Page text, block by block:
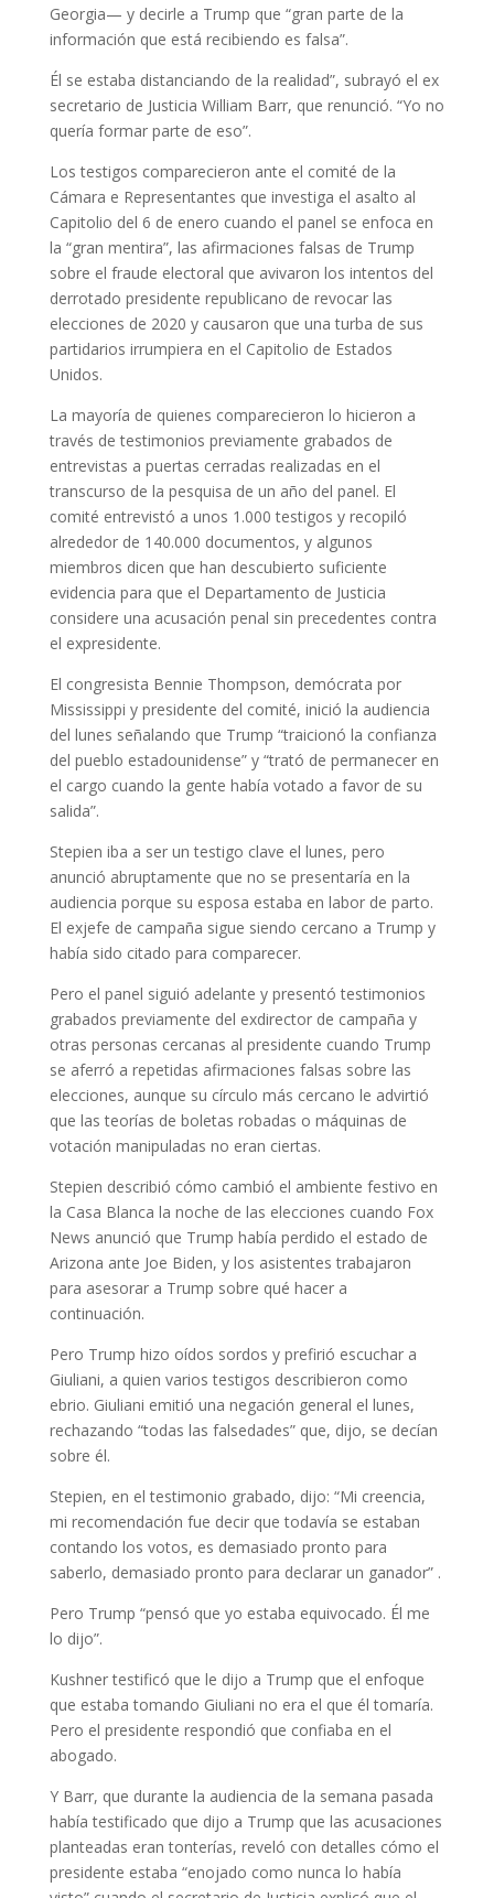
Georgia— y decirle a Trump que “gran parte de la
información que está recibiendo es falsa”.
Él se estaba distanciando de la realidad”, subrayó el ex
secretario de Justicia William Barr, que renunció. “Yo no
quería formar parte de eso”.
Los testigos comparecieron ante el comité de la
Cámara e Representantes que investiga el asalto al
Capitolio del 6 de enero cuando el panel se enfoca en
la “gran mentira”, las afirmaciones falsas de Trump
sobre el fraude electoral que avivaron los intentos del
derrotado presidente republicano de revocar las
elecciones de 2020 y causaron que una turba de sus
partidarios irrumpiera en el Capitolio de Estados
Unidos.
La mayoría de quienes comparecieron lo hicieron a
través de testimonios previamente grabados de
entrevistas a puertas cerradas realizadas en el
transcurso de la pesquisa de un año del panel. El
comité entrevistó a unos 1.000 testigos y recopiló
alrededor de 140.000 documentos, y algunos
miembros dicen que han descubierto suficiente
evidencia para que el Departamento de Justicia
considere una acusación penal sin precedentes contra
el expresidente.
El congresista Bennie Thompson, demócrata por
Mississippi y presidente del comité, inició la audiencia
del lunes señalando que Trump “traicionó la confianza
del pueblo estadounidense” y “trató de permanecer en
el cargo cuando la gente había votado a favor de su
salida”.
Stepien iba a ser un testigo clave el lunes, pero
anunció abruptamente que no se presentaría en la
audiencia porque su esposa estaba en labor de parto.
El exjefe de campaña sigue siendo cercano a Trump y
había sido citado para comparecer.
Pero el panel siguió adelante y presentó testimonios
grabados previamente del exdirector de campaña y
otras personas cercanas al presidente cuando Trump
se aferró a repetidas afirmaciones falsas sobre las
elecciones, aunque su círculo más cercano le advirtió
que las teorías de boletas robadas o máquinas de
votación manipuladas no eran ciertas.
Stepien describió cómo cambió el ambiente festivo en
la Casa Blanca la noche de las elecciones cuando Fox
News anunció que Trump había perdido el estado de
Arizona ante Joe Biden, y los asistentes trabajaron
para asesorar a Trump sobre qué hacer a
continuación.
Pero Trump hizo oídos sordos y prefirió escuchar a
Giuliani, a quien varios testigos describieron como
ebrio. Giuliani emitió una negación general el lunes,
rechazando “todas las falsedades” que, dijo, se decían
sobre él.
Stepien, en el testimonio grabado, dijo: “Mi creencia,
mi recomendación fue decir que todavía se estaban
contando los votos, es demasiado pronto para
saberlo, demasiado pronto para declarar un ganador” .
Pero Trump “pensó que yo estaba equivocado. Él me
lo dijo”.
Kushner testificó que le dijo a Trump que el enfoque
que estaba tomando Giuliani no era el que él tomaría.
Pero el presidente respondió que confiaba en el
abogado.
Y Barr, que durante la audiencia de la semana pasada
había testificado que dijo a Trump que las acusaciones
planteadas eran tonterías, reveló con detalles cómo el
presidente estaba “enojado como nunca lo había